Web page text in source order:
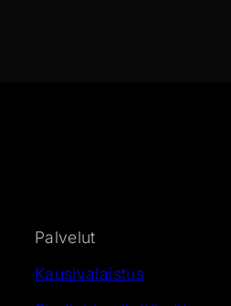
Palvelut
Kausivalaistus